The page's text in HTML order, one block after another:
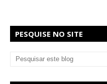
PESQUISE NO SITE